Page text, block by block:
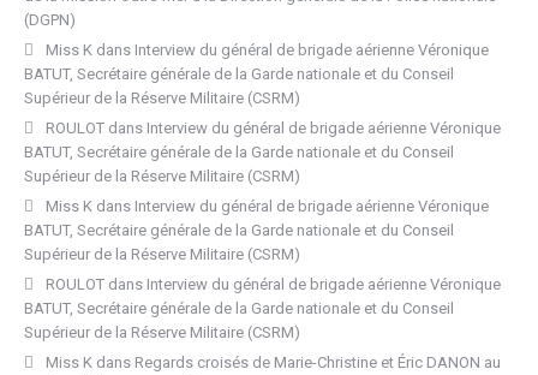
(DGPN)
Miss K dans Interview du général de brigade aérienne Véronique
BATUT, Secrétaire générale de la Garde nationale et du Conseil
Supérieur de la Réserve Militaire (CSRM)
ROULOT dans Interview du général de brigade aérienne Véronique
BATUT, Secrétaire générale de la Garde nationale et du Conseil
Supérieur de la Réserve Militaire (CSRM)
Miss K dans Interview du général de brigade aérienne Véronique
BATUT, Secrétaire générale de la Garde nationale et du Conseil
Supérieur de la Réserve Militaire (CSRM)
ROULOT dans Interview du général de brigade aérienne Véronique
BATUT, Secrétaire générale de la Garde nationale et du Conseil
Supérieur de la Réserve Militaire (CSRM)
Miss K dans Regards croisés de Marie-Christine et Éric DANON au